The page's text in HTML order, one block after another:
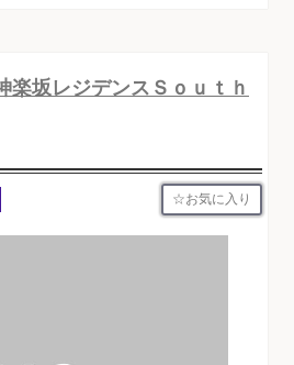
楽坂レジデンスＳｏｕｔｈ
お気に入り